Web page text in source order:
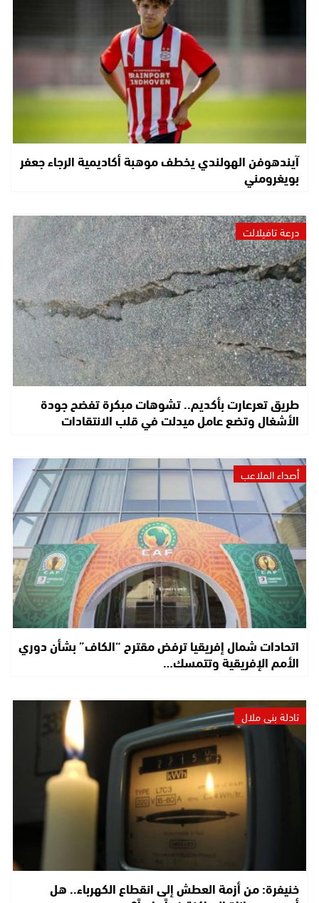
آيندهوفن الهولندي يخطف موهبة أكاديمية الرجاء جعفر
بويغرومني
درعة تافيلالت
طريق تعرعارت بأكديم.. تشوهات مبكرة تفضح جودة
الأشغال وتضع عامل ميدلت في قلب الانتقادات
أصداء الملاعب
اتحادات شمال إفريقيا ترفض مقترح “الكاف” بشأن دوري
الأمم الإفريقية وتتمسك…
تادلة بني ملال
خنيفرة: من أزمة العطش إلى انقطاع الكهرباء.. هل